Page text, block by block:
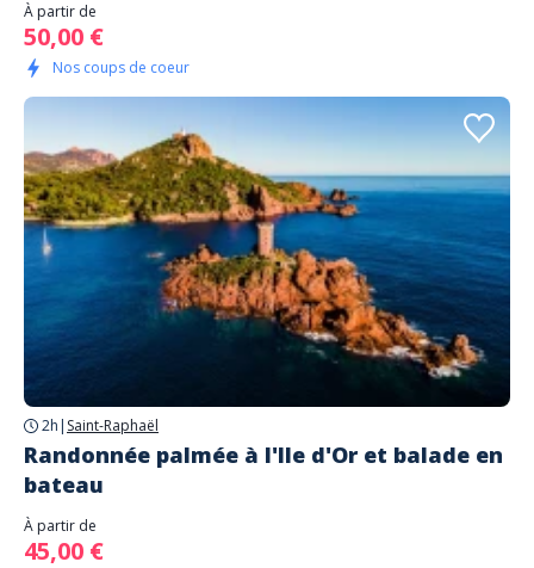
À partir de
50,00 €
Nos coups de coeur
2h | Saint-Raphaël
Randonnée palmée à l'Ile d'Or et balade en
bateau
À partir de
45,00 €